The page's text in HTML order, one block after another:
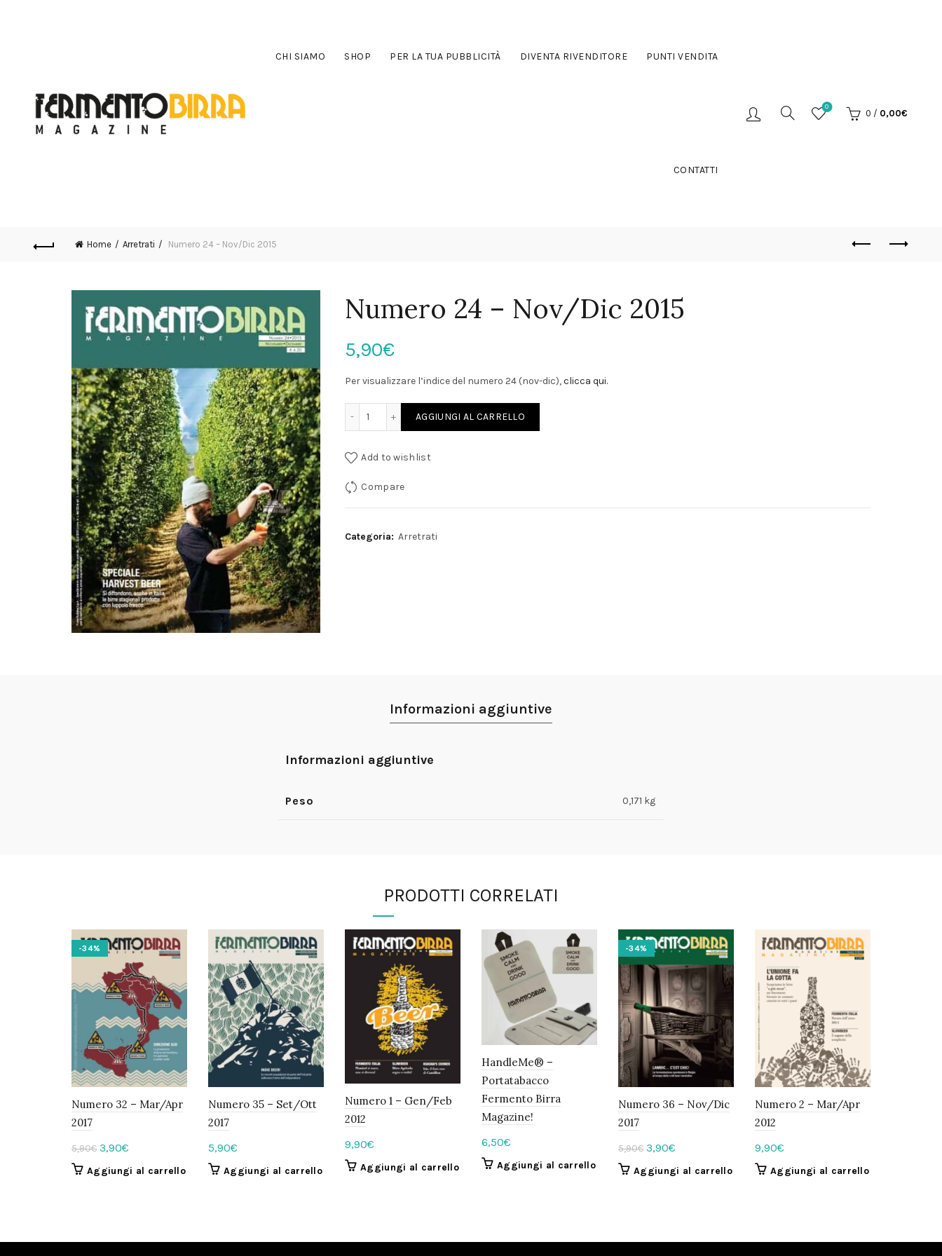
CHI SIAMO SHOP PER LA TUA PUBBLICITÀ DIVENTA RIVENDITORE PUNTI VENDITA
CONTATTI
0
0 / 0,00€
Home Arretrati Numero 24 – Nov/Dic 2015
Numero 24 – Nov/Dic 2015
5,90€
Per visualizzare l’indice del numero 24 (nov-dic),clicca qui.
AGGIUNGI AL CARRELLO
Add to wishlist
Compare
Categoria: Arretrati
Informazioni aggiuntive
Informazioni aggiuntive
Peso 0,171 kg
PRODOTTI CORRELATI
-34%
Numero 32 – Mar/Apr
2017
5,90€ Il
prezzo
3,90€
prezzo
Aggiungi al carrello
Numero 35 – Set/Ott
2017
5,90€
Aggiungi al carrello
Numero 1 – Gen/Feb
2012
9,90€
Aggiungi al carrello
HandleMe® –
Portatabacco
Fermento Birra
Magazine!
6,50€
Aggiungi al carrello
-34%
Numero 36 – Nov/Dic
2017
5,90€ Il
prezzo
3,90€
prezzo
Aggiungi al carrello
Numero 2 – Mar/Apr
2012
9,90€
Aggiungi al carrello